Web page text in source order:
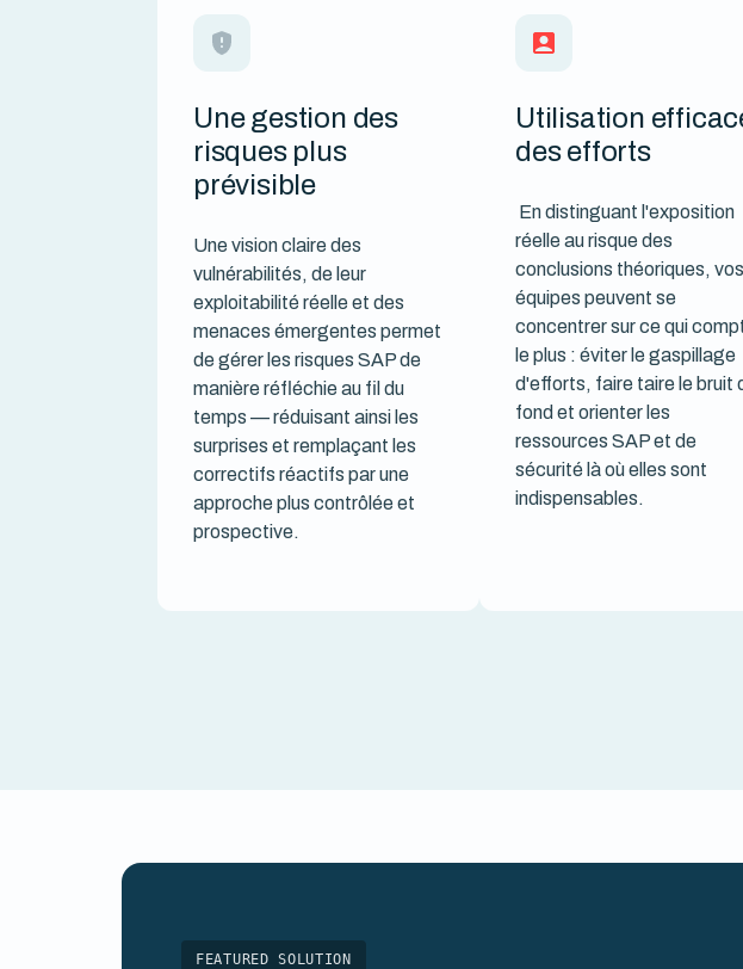
Une gestion des
risques plus
prévisible
Une vision claire des
vulnérabilités, de leur
exploitabilité réelle et des
menaces émergentes permet
de gérer les risques SAP de
manière réfléchie au fil du
temps — réduisant ainsi les
surprises et remplaçant les
correctifs réactifs par une
approche plus contrôlée et
prospective.
Utilisation
des efforts
En distinguant l'exposition
réelle au risque des
conclusions théoriques, vos
équipes peuvent se
concentrer sur ce qui
le plus : éviter le gaspillage
d'efforts, faire taire le bruit
fond et orienter les
ressources SAP et de
sécurité là où elles sont
indispensables.
FEATURED SOLUTION